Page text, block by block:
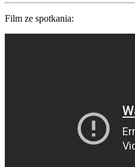
Film ze spotkania: